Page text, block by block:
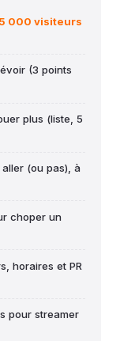
000 visiteurs
(3 points
plus (liste, 5
(ou pas), à
choper un
horaires et PR
pour streamer